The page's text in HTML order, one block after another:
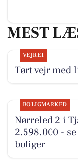
MEST
VEJRET
Tørt vejr med
BOLIGMARKED
Nørreled 2 i
2.598.000 -
boliger